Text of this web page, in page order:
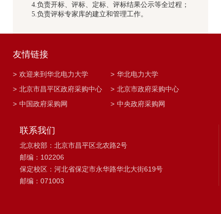
4.负责开标、评标、定标、评标结果公示等全过程；
5.负责评标专家库的建立和管理工作。
友情链接
> 欢迎来到华北电力大学 > 华北电力大学
> 北京市昌平区政府采购中心 > 北京市政府采购中心
> 中国政府采购网 > 中央政府采购网
联系我们
北京校部：北京市昌平区北农路2号
邮编：102206
保定校区：河北省保定市永华路华北大街619号
邮编：071003